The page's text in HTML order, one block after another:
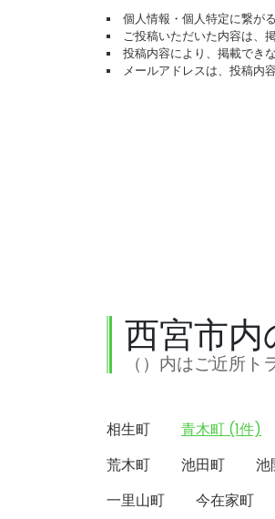
個人情報・個人特定に繋が
ご投稿いただいた内容は、
投稿内容により、掲載でき
メールアドレスは、投稿内
西宮市
（）内はご近所
相生町 青木町 (1件)
荒木町
池田町 池
一里山町
今在家町